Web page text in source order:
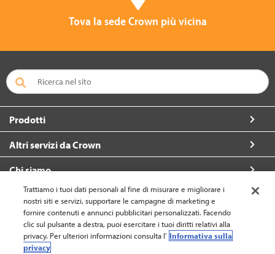
Tova la sede Crown più vicina
Prodotti
Altri servizi da Crown
Chi siamo
Per contattarci
Trattiamo i tuoi dati personali al fine di misurare e migliorare i
nostri siti e servizi, supportare le campagne di marketing e
fornire contenuti e annunci pubblicitari personalizzati. Facendo
clic sul pulsante a destra, puoi esercitare i tuoi diritti relativi alla
privacy. Per ulteriori informazioni consulta l' Informativa sulla
privacy